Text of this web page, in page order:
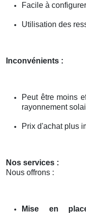
Facile à
Utilisation des
Inconvénients :
Peut être moins
rayonnement
Prix d'achat plus
Nos services :
Nous offrons :
Mise en